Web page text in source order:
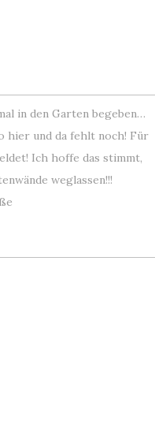
in den Garten begeben…
hier und da fehlt noch! Für
Ich hoffe das stimmt,
weglassen!!!